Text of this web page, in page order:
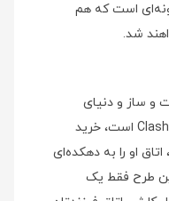
است که هم
شد.
و ساز و دنیای
رنگارنگ و پرهیجان بازی Clash of Clans است، خرید
او را به دهکده‌ای
طرح فقط یک